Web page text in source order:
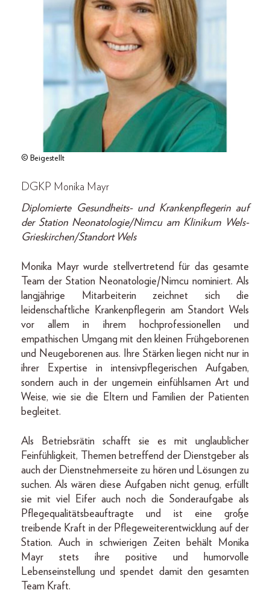
© Beigestellt
DGKP Monika Mayr
Diplomierte Gesundheits- und Krankenpflegerin auf
der Station Neonatologie/Nimcu am Klinikum Wels-
Grieskirchen/Standort Wels
Monika Mayr wurde stellvertretend für das gesamte
Team der Station Neonatologie/Nimcu nominiert. Als
langjährige Mitarbeiterin zeichnet sich die
leidenschaftliche Krankenpflegerin am Standort Wels
vor allem in ihrem hochprofessionellen und
empathischen Umgang mit den kleinen Frühgeborenen
und Neugeborenen aus. Ihre Stärken liegen nicht nur in
ihrer Expertise in intensivpflegerischen Aufgaben,
sondern auch in der ungemein einfühlsamen Art und
Weise, wie sie die Eltern und Familien der Patienten
begleitet.
Als Betriebsrätin schafft sie es mit unglaublicher
Feinfühligkeit, Themen betreffend der Dienstgeber als
auch der Dienstnehmerseite zu hören und Lösungen zu
suchen. Als wären diese Aufgaben nicht genug, erfüllt
sie mit viel Eifer auch noch die Sonderaufgabe als
Pflegequalitätsbeauftragte und ist eine große
treibende Kraft in der Pflegeweiterentwicklung auf der
Station. Auch in schwierigen Zeiten behält Monika
Mayr stets ihre positive und humorvolle
Lebenseinstellung und spendet damit den gesamten
Team Kraft.